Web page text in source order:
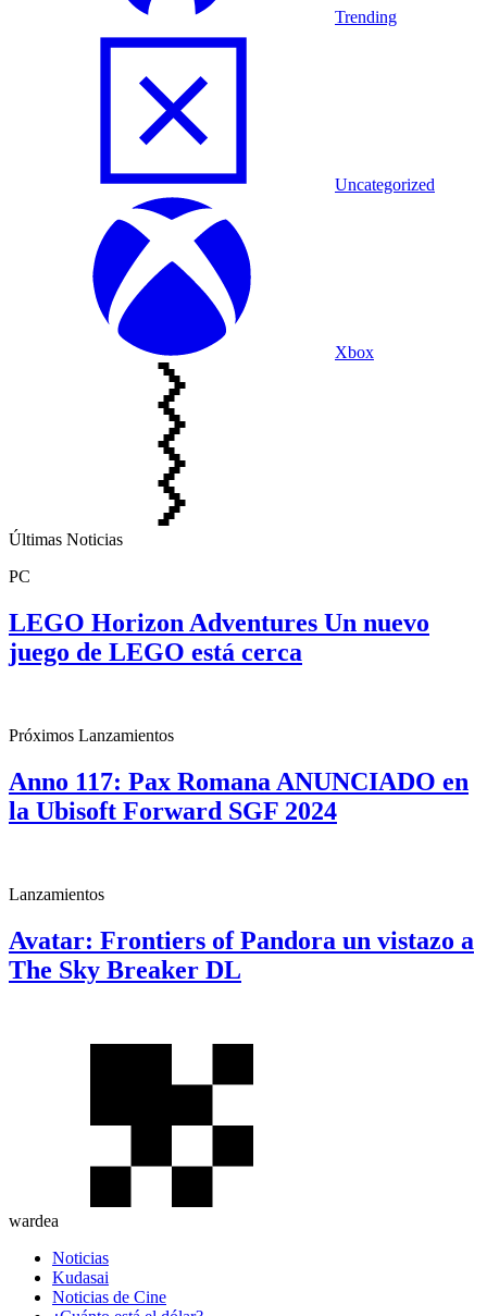
Trending
Uncategorized
Xbox
Últimas Noticias
PC
LEGO Horizon Adventures Un nuevo
juego de LEGO está cerca
Próximos Lanzamientos
Anno 117: Pax Romana ANUNCIADO en
la Ubisoft Forward SGF 2024
Lanzamientos
Avatar: Frontiers of Pandora un vistazo a
The Sky Breaker DL
wardea
Noticias
Kudasai
Noticias de Cine